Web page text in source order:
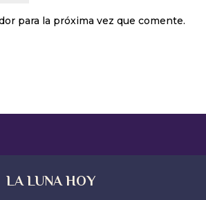
para la próxima vez que comente.
LA LUNA HOY